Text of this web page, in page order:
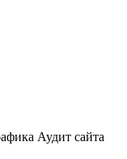
Аудит сайта